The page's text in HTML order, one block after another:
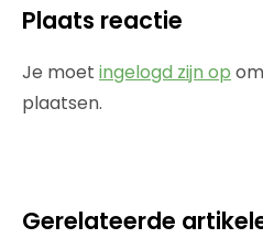
Plaats reactie
Je moet ingelogd zijn op
plaatsen.
Gerelateerde